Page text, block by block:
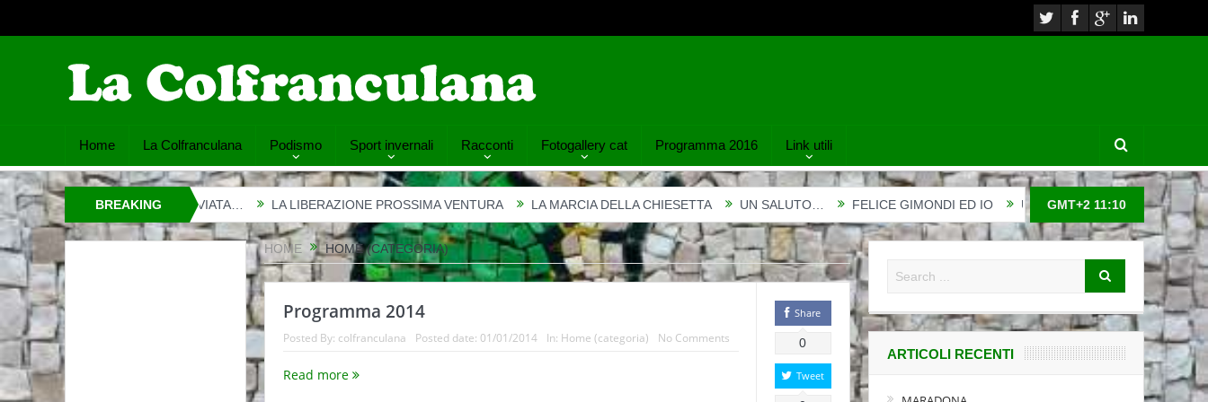
Home La Colfranculana Podismo Sport invernali Racconti Fotogallery cat Programma 2016 Link utili
BREAKING
NEWS
COLFRANCULANA È RINVIATA… LA LIBERAZIONE PROSSIMA VENTURA LA MARCIA DELLA CHIESETTA UN SALUTO… FELICE GIMONDI ED IO UNA DONNA DI CORAGGIO A
GMT+2 11:10
HOME HOME (CATEGORIA)
Programma 2014
Posted By: colfranculana Posted date: 01/01/2014 In: Home (categoria) No Comments
Read more
Share
0
Tweet
ARTICOLI RECENTI